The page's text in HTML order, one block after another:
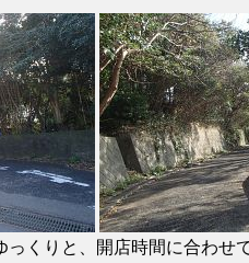
っくりと、開店時間に合わせ